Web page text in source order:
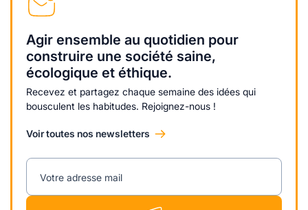
Agir ensemble au quotidien pour
construire une société saine,
écologique et éthique.
Recevez et partagez chaque semaine des idées qui
bousculent les habitudes. Rejoignez-nous !
Voir toutes nos newsletters
Votre adresse mail